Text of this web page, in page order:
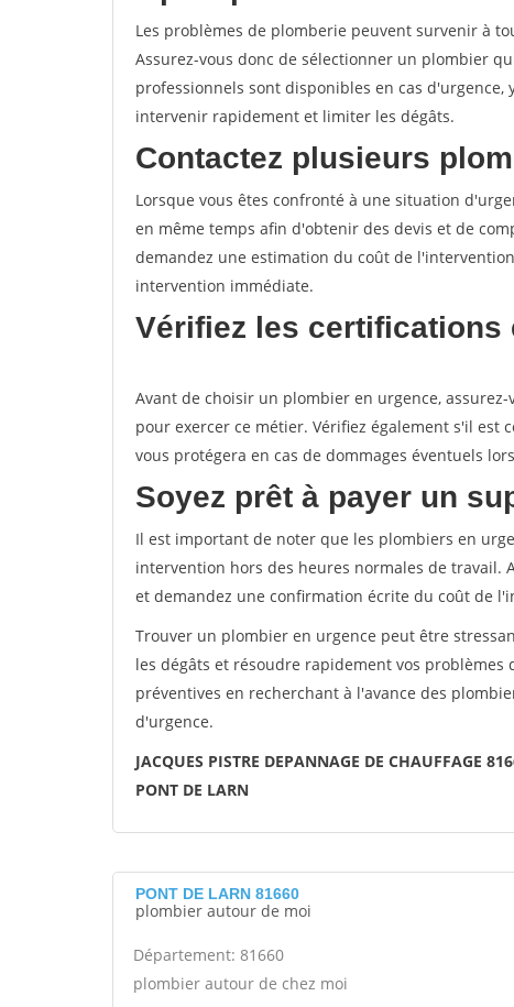
Les problèmes de plomberie peuvent survenir à
Assurez-vous donc de sélectionner un plombier
professionnels sont disponibles en cas
intervenir rapidement et limiter les dégâts.
Contactez plusieurs
Lorsque vous êtes confronté à une situation
en même temps afin d'obtenir des devis et de
demandez une estimation du coût de
intervention immédiate.
Vérifiez les certifications
Avant de choisir un plombier en urgence,
pour exercer ce métier. Vérifiez également s'il est
vous protégera en cas de dommages éventuels
Soyez prêt à payer un
Il est important de noter que les plombiers en
intervention hors des heures normales de travail.
et demandez une confirmation écrite du coût de
Trouver un plombier en urgence peut être
les dégâts et résoudre rapidement vos
préventives en recherchant à l'avance des
d'urgence.
JACQUES PISTRE DEPANNAGE DE CHAUFFAGE
PONT DE LARN
PONT DE LARN 81660
plombier autour de moi
Département: 81660
plombier autour de chez moi